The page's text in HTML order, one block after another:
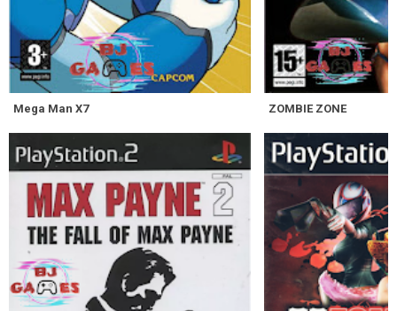
Mega Man X7 ZOMBIE ZONE